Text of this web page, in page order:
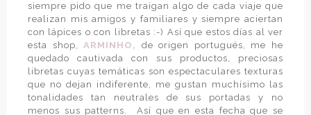
siempre pido que me traigan algo de cada viaje que
realizan mis amigos y familiares y siempre aciertan
con lápices o con libretas :-) Así que estos días al ver
esta shop,ARMINHO,
de origen portugués, me he
quedado cautivada con sus productos, preciosas
libretas cuyas temáticas son espectaculares texturas
que no dejan indiferente, me gustan muchísimo las
tonalidades tan neutrales de sus portadas y no
menos sus patterns.
Así que en esta fecha que se